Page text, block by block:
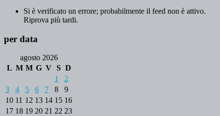
Si è verificato un errore; probabilmente il feed non è attivo.
Riprova più tardi.
per data
agosto 2026
L M M G V S D
1
2
3
4 5 6 7 8
9
10 11 12 13 14 15 16
17 18 19 20 21 22 23